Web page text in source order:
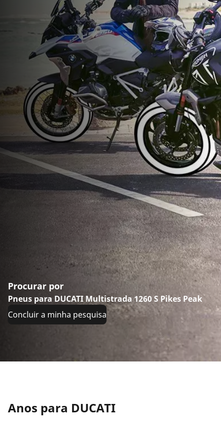
Procurar por
Pneus para DUCATI Multistrada 1260 S Pikes Peak
Concluir a minha pesquisa
Anos para DUCATI